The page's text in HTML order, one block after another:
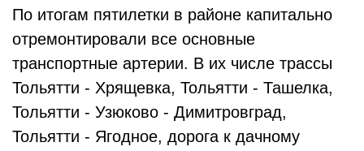
По итогам пятилетки в районе капитально
отремонтировали все основные
транспортные артерии. В их числе трассы
Тольятти - Хрящевка, Тольятти - Ташелка,
Тольятти - Узюково - Димитровград,
Тольятти - Ягодное, дорога к дачному